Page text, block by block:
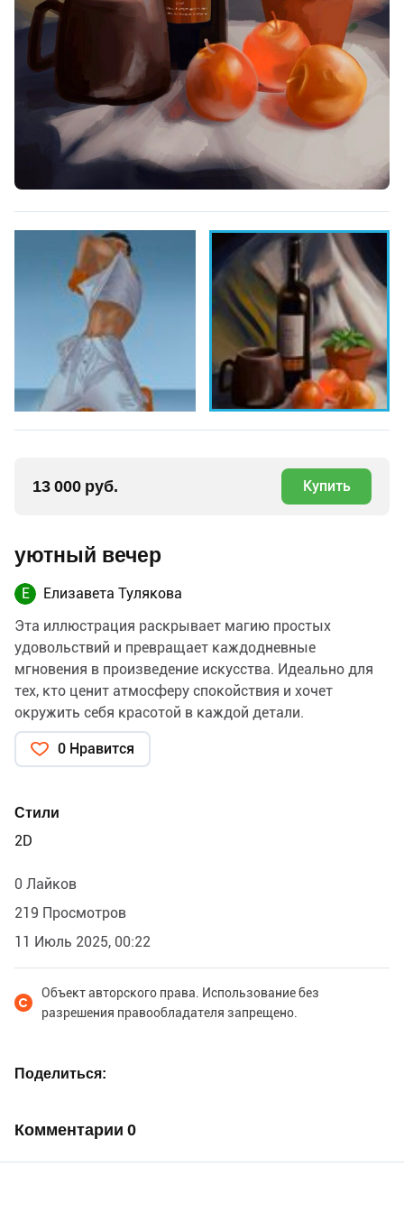
13 000 руб. Купить
уютный вечер
Е
Елизавета Тулякова
Эта иллюстрация раскрывает магию простых
удовольствий и превращает каждодневные
мгновения в произведение искусства. Идеально для
тех, кто ценит атмосферу спокойствия и хочет
окружить себя красотой в каждой детали.
0 Нравится
Стили
2D
0 Лайков
219 Просмотров
11 Июль 2025, 00:22
Объект авторского права. Использование без
разрешения правообладателя запрещено.
Поделиться
Комментарии 0